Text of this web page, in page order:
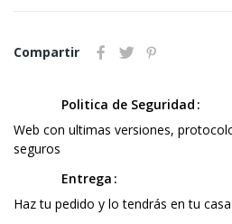
Compartir
Politica de Seguridad
Web con ultimas versiones,
seguros
Entrega
Haz tu pedido y lo tendrás en tu